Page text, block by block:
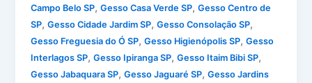
Campo Belo SP,Gesso Casa Verde SP,Gesso Centro de
SP,Gesso Cidade Jardim SP,Gesso Consolação SP,
Gesso Freguesia do Ó SP,Gesso Higienópolis SP,Gesso
Interlagos SP,Gesso Ipiranga SP,Gesso Itaim Bibi SP,
Gesso Jabaquara SP,Gesso Jaguaré SP,Gesso Jardins